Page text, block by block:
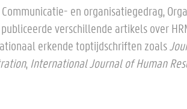
en organisatiegedrag,
verschillende artikels over
erkende toptijdschriften zoals
, International Journal of Human